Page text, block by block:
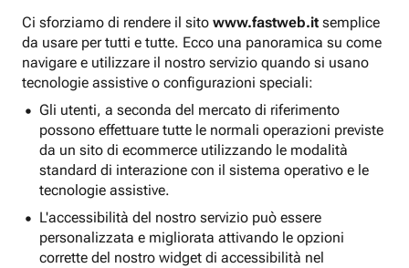
Ci sforziamo di rendere il sito www.fastweb.it semplice
da usare per tutti e tutte. Ecco una panoramica su come
navigare e utilizzare il nostro servizio quando si usano
tecnologie assistive o configurazioni speciali:
Gli utenti, a seconda del mercato di riferimento
possono effettuare tutte le normali operazioni previste
da un sito di ecommerce utilizzando le modalità
standard di interazione con il sistema operativo e le
tecnologie assistive.
L'accessibilità del nostro servizio può essere
personalizzata e migliorata attivando le opzioni
corrette del nostro widget di accessibilità nel